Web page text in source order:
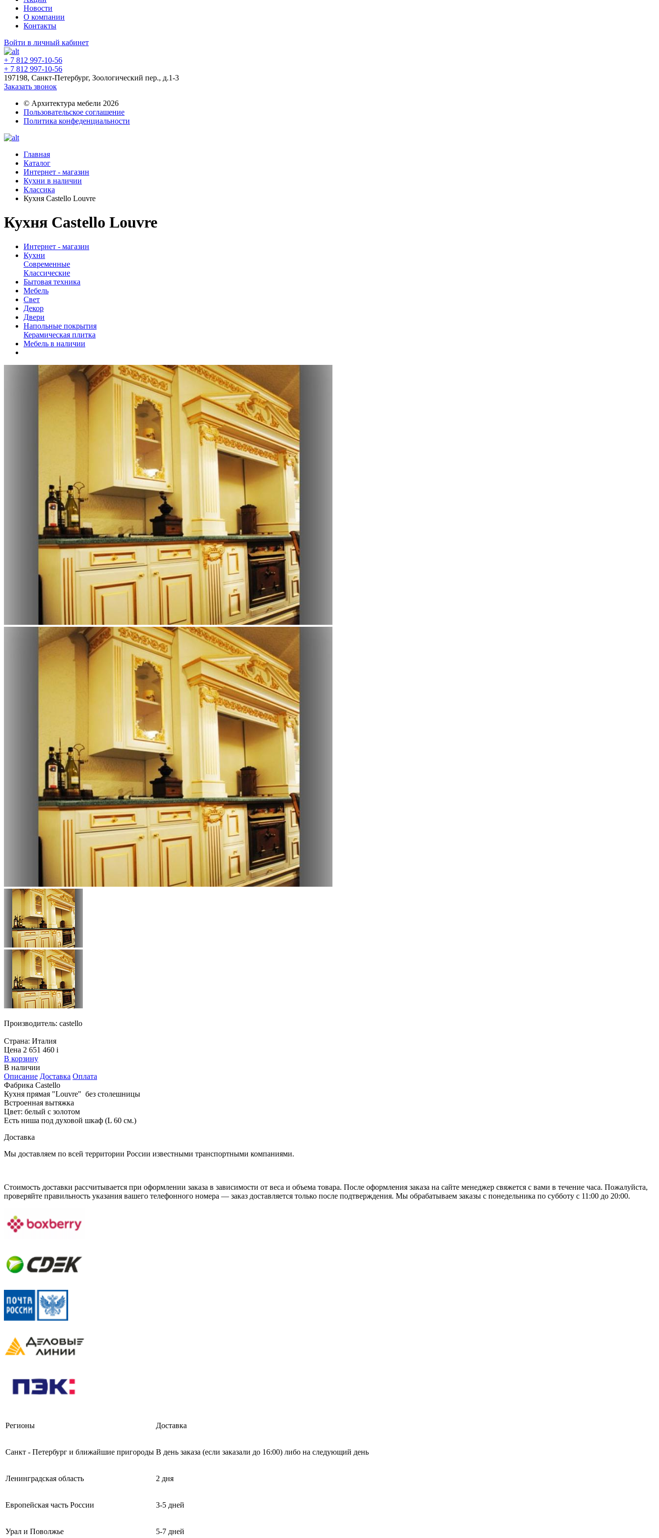
Новости
О компании
Контакты
Войти в личный кабинет
+ 7 812 997-10-56
+ 7 812 997-10-56
197198, Санкт-Петербург, Зоологический пер., д.1-3
Заказать звонок
© Архитектура мебели 2026
Пользовательское соглашение
Политика конфеденциальности
Главная
Каталог
Интернет - магазин
Кухни в наличии
Классика
Кухня Castello Louvre
Кухня Castello Louvre
Интернет - магазин
Кухни
Современные
Классические
Бытовая техника
Мебель
Свет
Декор
Двери
Напольные покрытия
Керамическая плитка
Мебель в наличии
Производитель: castello
Страна: Италия
Цена 2 651 460 i
В корзину
В наличии
Описание Доставка Оплата
Фабрика Castello
Кухня прямая "Louvre" без столешницы
Встроенная вытяжка
Цвет: белый с золотом
Есть ниша под духовой шкаф (L 60 см.)
Доставка
Мы доставляем по всей территории России известными транспортными компаниями.
Стоимость доставки рассчитывается при оформлении заказа в зависимости от веса и объема товара. После оформления заказа на сайте менеджер свяжется с вами в течение часа. Пожалуйста,
проверяйте правильность указания вашего телефонного номера — заказ доставляется только после подтверждения. Мы обрабатываем заказы с понедельника по субботу с 11:00 до 20:00.
Регионы Доставка
Санкт - Петербург и ближайшие пригороды В день заказа (если заказали до 16:00) либо на следующий день
Ленинградская область 2 дня
Европейская часть России 3-5 дней
Урал и Поволжье 5-7 дней